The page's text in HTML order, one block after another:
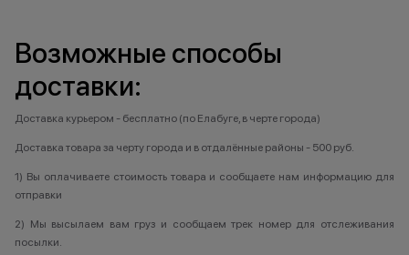
Возможные способы
доставки:
Доставка курьером - бесплатно (по Елабуге, в черте города)
Доставка товара за черту города и в отдалённые районы - 500 руб.
1) Вы оплачиваете стоимость товара и сообщаете нам информацию для
отправки
2) Мы высылаем вам груз и сообщаем трек номер для отслеживания
посылки.